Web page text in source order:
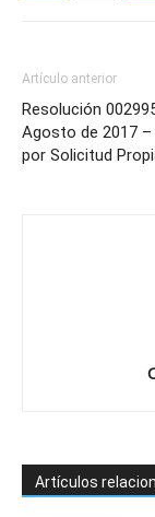
Artículo anterior
Resolución
Agosto de 2017
por Solicitud
Artículos